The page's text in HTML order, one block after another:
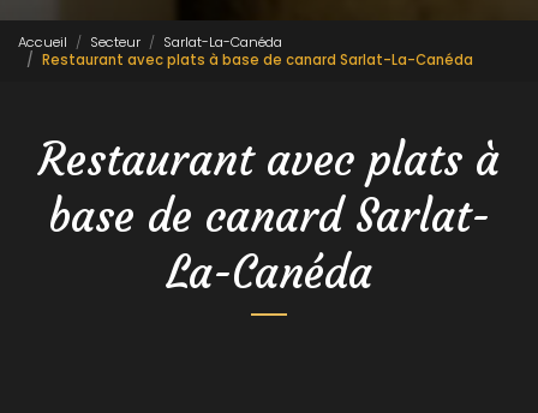
Accueil Secteur
Sarlat-La-Canéda
Restaurant avec plats à base de canard Sarlat-La-Canéda
Restaurant avec plats à
base de canard Sarlat-
La-Canéda